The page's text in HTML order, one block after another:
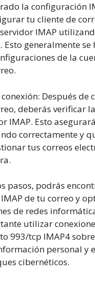
la configuración
tu cliente de
IMAP
Esto generalmente se
de la
Después de
deberás verificar
IMAP. Esto
correctamente y
tus correos
pasos, podrás
de tu correo y
de redes
utilizar
993/tcp IMAP4 sobre
personal y
cibernéticos.